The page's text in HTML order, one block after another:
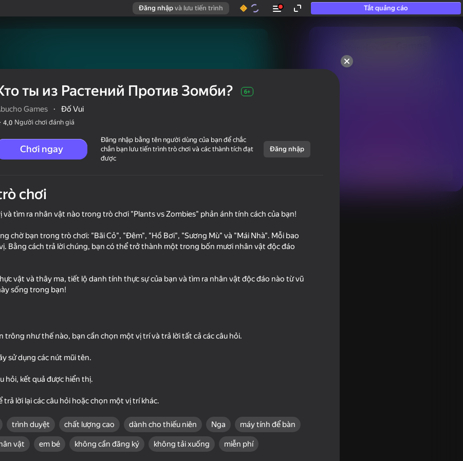
Đăng nhập và lưu tiến trình Tắt quảng cáo
Được yêu thích ngay cả bởi
Зомби?
65
58
ты из Растений Против Зомби? 6+
Games · Đố Vui
4,0 Người chơi đánh giá
Chơi ngay
Đăng nhập bằng tên người dùng của bạn để chắc
chắn bạn lưu tiến trình trò chơi và các thành tích đạt
được
Đăng nhập
chơi
tìm ra nhân vật nào trong trò chơi "Plants vs Zombies" phản ánh tính cách của bạn!
chờ bạn trong trò chơi: "Bãi Cỏ", "Đêm", "Hồ Bơi", "Sương Mù" và "Mái Nhà". Mỗi bao
Bằng cách trả lời chúng, bạn có thể trở thành một trong bốn mươi nhân vật độc đáo
vật và thây ma, tiết lộ danh tính thực sự của bạn và tìm ra nhân vật độc đáo nào từ vũ
sống trong bạn!
trông như thế nào, bạn cần chọn một vị trí và trả lời tất cả các câu hỏi.
sử dụng các nút mũi tên.
hỏi, kết quả được hiển thị.
lời lại các câu hỏi hoặc chọn một vị trí khác.
trình duyệt chất lượng cao dành cho thiếu niên Nga máy tính để bàn
vật em bé không cần đăng ký không tải xuống miễn phí